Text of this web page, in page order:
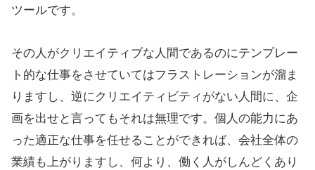
ツールです。
その人がクリエイティブな人間であるのにテンプレー
ト的な仕事をさせていてはフラストレーションが溜ま
りますし、逆にクリエイティビティがない人間に、企
画を出せと言ってもそれは無理です。個人の能力にあ
った適正な仕事を任せることができれば、会社全体の
業績も上がりますし、何より、働く人がしんどくあり